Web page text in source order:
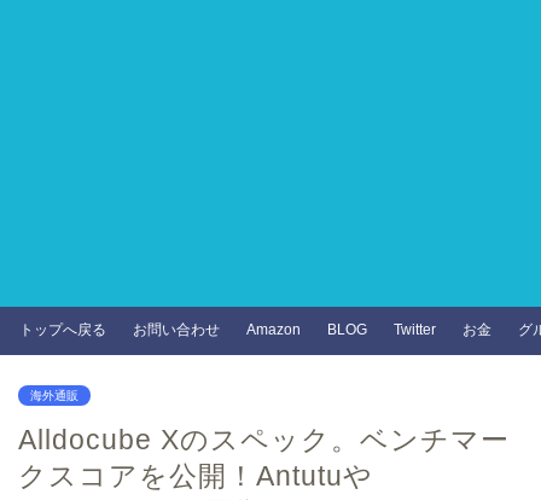
トップへ戻る お問い合わせ Amazon BLOG Twitter お金 グ
海外通販
Alldocube Xのスペック。ベンチマー
クスコアを公開！Antutuや